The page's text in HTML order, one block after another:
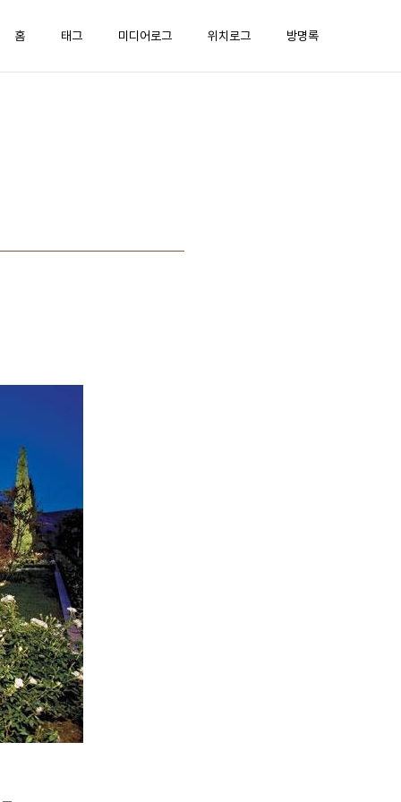
홈 태그 미디어로그 위치로그 방명록